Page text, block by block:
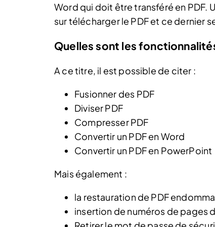
Word qui doit être transféré en PDF.
sur télécharger le PDF et ce dernier
Quelles sont les
A ce titre, il est possible de citer :
Fusionner des PDF
Diviser PDF
Compresser PDF
Convertir un PDF en Word
Convertir un PDF en PowerPoint
Mais également :
la restauration de PDF
insertion de numéros de pages